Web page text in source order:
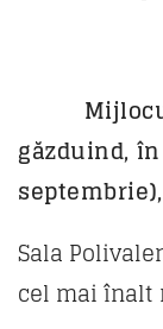
Mijlocul
găzduind,
Sala
cel mai înalt